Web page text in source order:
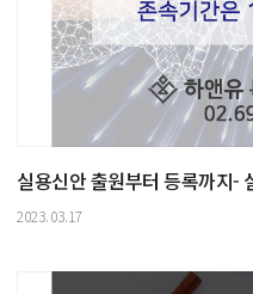
실용신안 출원부터 등록까지-
2023.03.17